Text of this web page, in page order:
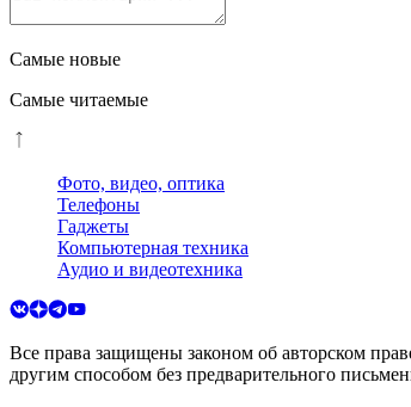
Самые новые
Самые читаемые
Фото, видео, оптика
Телефоны
Гаджеты
Компьютерная техника
Аудио и видеотехника
Все права защищены законом об авторском
другим способом без предварительного